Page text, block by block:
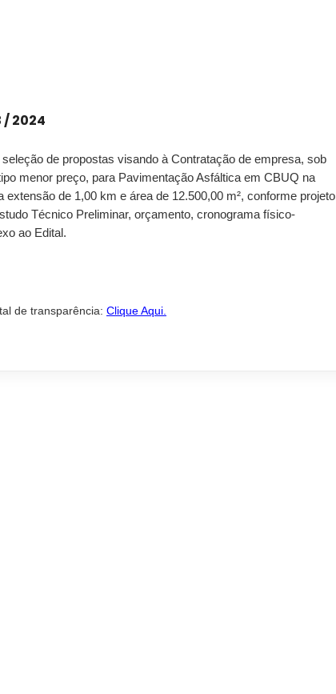
/ 2024
de propostas visando à Contratação de empresa, sob
menor preço, para Pavimentação Asfáltica em CBUQ na
de 1,00 km e área de 12.500,00 m², conforme projeto
Técnico Preliminar, orçamento, cronograma físico-
ao Edital.
de transparência: Clique Aqui.